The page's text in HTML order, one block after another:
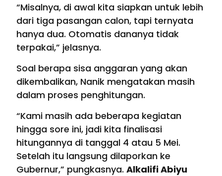
“Misalnya, di awal kita siapkan untuk lebih
dari tiga pasangan calon, tapi ternyata
hanya dua. Otomatis dananya tidak
terpakai,” jelasnya.
Soal berapa sisa anggaran yang akan
dikembalikan, Nanik mengatakan masih
dalam proses penghitungan.
“Kami masih ada beberapa kegiatan
hingga sore ini, jadi kita finalisasi
hitungannya di tanggal 4 atau 5 Mei.
Setelah itu langsung dilaporkan ke
Gubernur,” pungkasnya. Alkalifi Abiyu